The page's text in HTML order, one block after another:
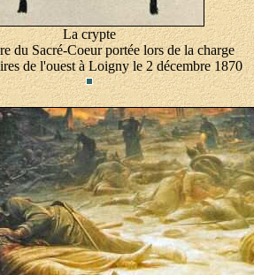
La crypte
du Sacré-Coeur portée lors de la charge
de l'ouest à Loigny le 2 décembre 1870